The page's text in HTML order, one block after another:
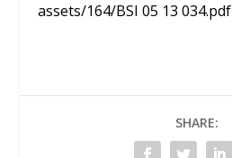
assets/164/BSI 05 13 034.pdf
SHARE: